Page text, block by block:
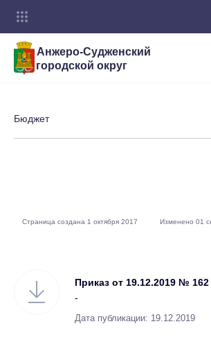
Анжеро-Судженский
городской округ
Приказ от 19.12.2019 № 162
-
Дата публикации: 19.12.2019
Бюджет
Страница создана 1 октября 2017 Изменено 01